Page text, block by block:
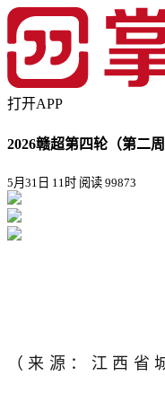
打开APP
2026赣超第四轮（第二
5月31日 11时 阅读 99873
（来源：江西省